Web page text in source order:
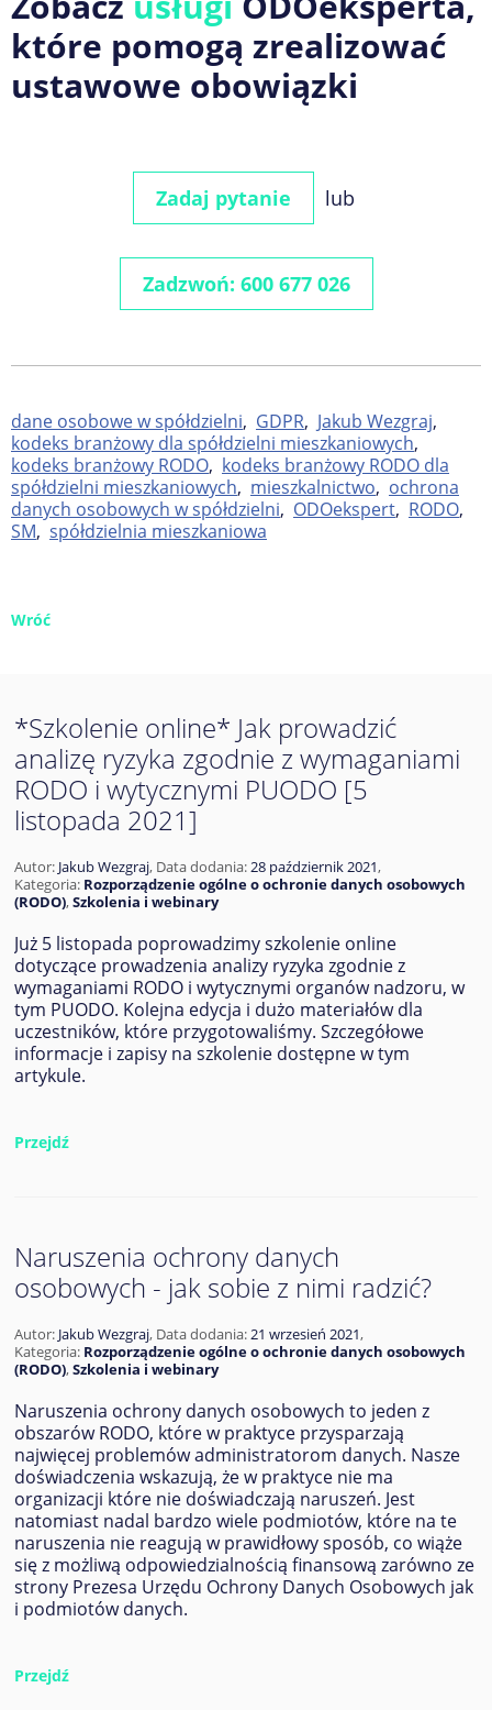
które pomogą zrealizować
ustawowe obowiązki
Zadaj pytanie lub
Zadzwoń: 600 677 026
dane osobowe w spółdzielni, GDPR, Jakub Wezgraj,
kodeks branżowy dla spółdzielni mieszkaniowych,
kodeks branżowy RODO, kodeks branżowy RODO dla
spółdzielni mieszkaniowych, mieszkalnictwo, ochrona
danych osobowych w spółdzielni, ODOekspert, RODO,
SM, spółdzielnia mieszkaniowa
Wróć
*Szkolenie online* Jak prowadzić
analizę ryzyka zgodnie z wymaganiami
RODO i wytycznymi PUODO [5
listopada 2021]
Autor: Jakub Wezgraj, Data dodania:28 październik 2021,
Kategoria: Rozporządzenie ogólne o ochronie danych osobowych
(RODO),Szkolenia i webinary
Już 5 listopada poprowadzimy szkolenie online
dotyczące prowadzenia analizy ryzyka zgodnie z
wymaganiami RODO i wytycznymi organów nadzoru, w
tym PUODO. Kolejna edycja i dużo materiałów dla
uczestników, które przygotowaliśmy. Szczegółowe
informacje i zapisy na szkolenie dostępne w tym
artykule.
Przejdź
Naruszenia ochrony danych
osobowych - jak sobie z nimi radzić?
Autor: Jakub Wezgraj, Data dodania:21 wrzesień 2021,
Kategoria: Rozporządzenie ogólne o ochronie danych osobowych
(RODO),Szkolenia i webinary
Naruszenia ochrony danych osobowych to jeden z
obszarów RODO, które w praktyce przysparzają
najwięcej problemów administratorom danych. Nasze
doświadczenia wskazują, że w praktyce nie ma
organizacji które nie doświadczają naruszeń. Jest
natomiast nadal bardzo wiele podmiotów, które na te
naruszenia nie reagują w prawidłowy sposób, co wiąże
się z możliwą odpowiedzialnością finansową zarówno ze
strony Prezesa Urzędu Ochrony Danych Osobowych jak
i podmiotów danych.
Przejdź